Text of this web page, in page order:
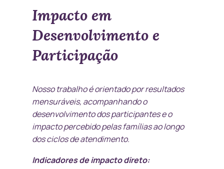
Impacto em
Desenvolvimento e
Participação
Nosso trabalho é orientado por resultados
mensuráveis, acompanhando o
desenvolvimento dos participantes e o
impacto percebido pelas famílias ao longo
dos ciclos de atendimento.
Indicadores de impacto direto: